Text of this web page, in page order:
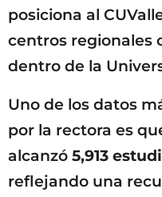
posiciona al
centros regionales
dentro de la
Uno de los datos
por la rectora es
alcanzó 5,913
reflejando una